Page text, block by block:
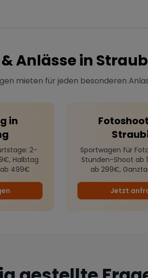
Anlässe in
mieten für jeden besonderen
in
: 2-
Halbtag
499€
Sportwagen für
Stunden-Shoot ab
ab 299€,
Jetzt